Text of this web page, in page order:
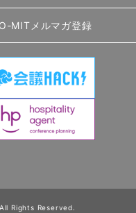
MITメルマガ登録
Rights Reserved.